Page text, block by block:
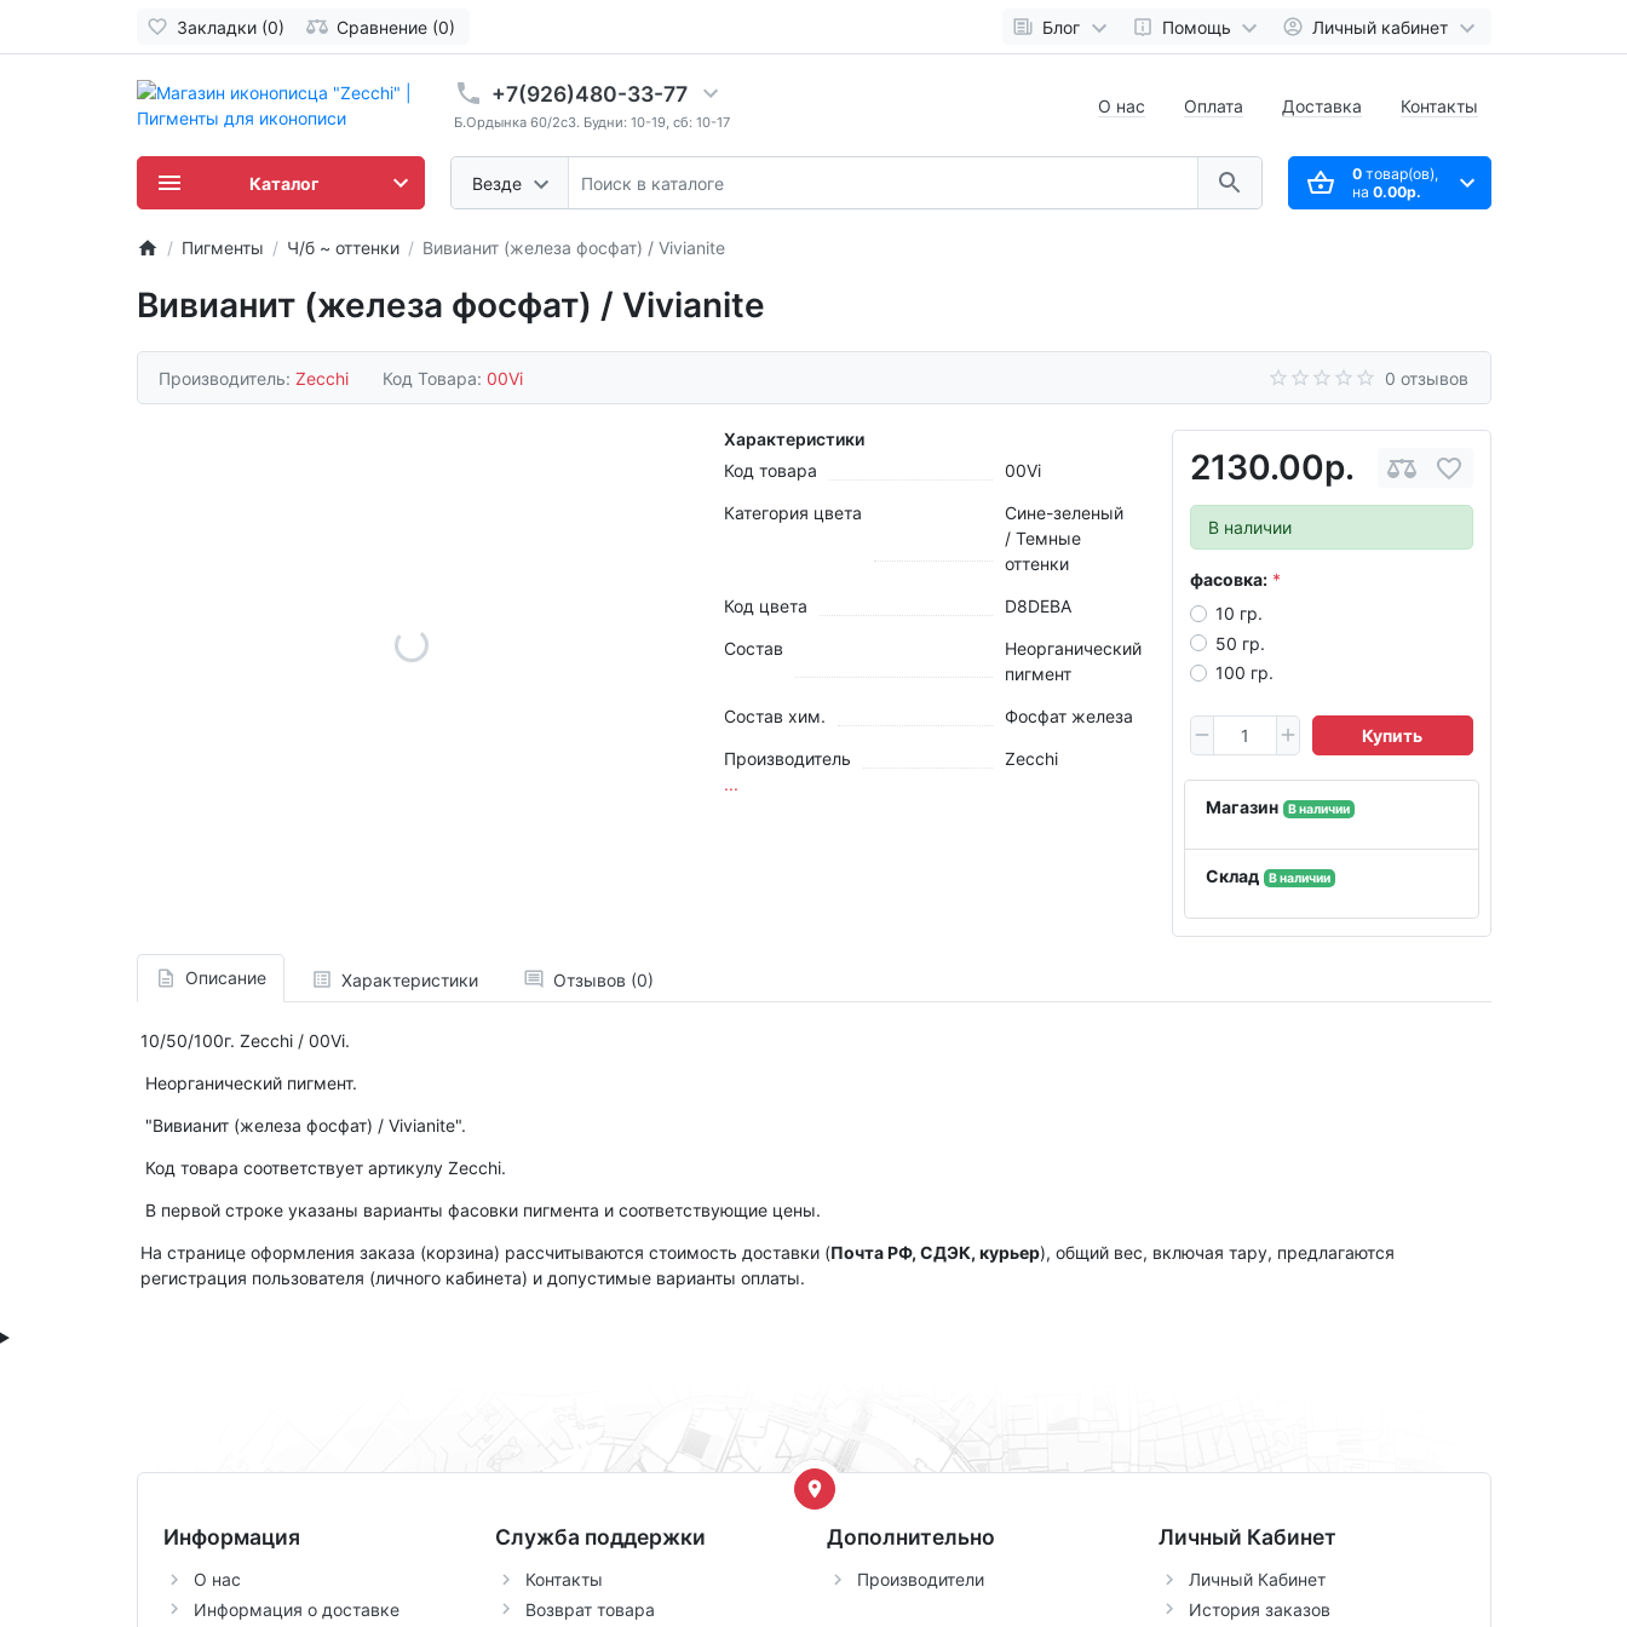
Закладки (0) Сравнение (0) Блог Помощь Личный кабинет
+7(926)480-33-77
Б.Ордынка 60/2c3. Будни: 10-19, сб: 10-17
Везде
О нас Оплата Доставка Контакты
0товар(ов),
на 0.00р.
Каталог
Пигменты Ч/б ~ оттенки Вивианит (железа фосфат) / Vivianite
Вивианит (железа фосфат) / Vivianite
Производитель: Zecchi Код Товара: 00Vi 0 отзывов
2130.00р.
В наличии
фасовка:
10 гр.
50 гр.
100 гр.
Купить
Магазин В наличии
Склад В наличии
Характеристики
Код товара
00Vi
Категория цвета
Сине-зеленый
/ Темные
оттенки
Код цвета D8DEBA
Состав
Неорганический
пигмент
Состав хим. Фосфат железа
Производитель
Zecchi
...
Описание Характеристики Отзывов (0)
10/50/100г. Zecchi / 00Vi.
Неорганический пигмент.
"Вивианит (железа фосфат) / Vivianite".
Код товара соответствует артикулу Zecchi.
В первой строке указаны варианты фасовки пигмента и соответствующие цены.
На странице оформления заказа (корзина) рассчитываются стоимость доставки (Почта РФ, СДЭК, курьер), общий вес, включая тару, предлагаются
регистрация пользователя (личного кабинета) и допустимые варианты оплаты.
Информация
О нас
Информация о доставке
Служба поддержки
Контакты
Возврат товара
Дополнительно
Производители
Личный Кабинет
Личный Кабинет
История заказов